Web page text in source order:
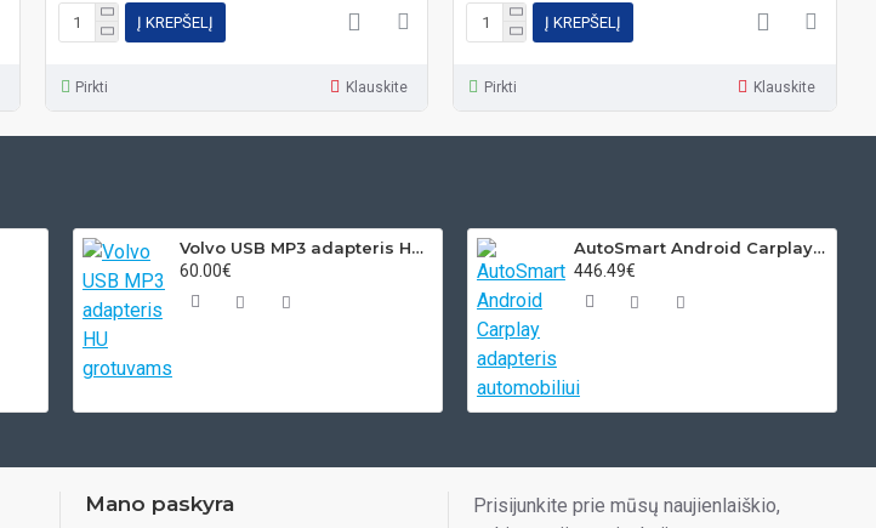
Į KREPŠELĮ
Pirkti Klauskite
Į KREPŠELĮ
Pirkti Klauskite
Volvo USB MP3 adapteris HU grotuvams
60.00€
AutoSmart Android Carplay adapteris automobiliui
446.49€
Mano paskyra
Prisijunkite prie mūsų naujienlaiškio,